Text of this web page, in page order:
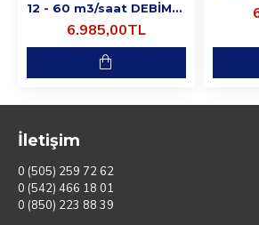
12 - 60 m3/saat DEBİMETRE
6.985,00TL
İletişim
0 (505) 259 72 62
0 (542) 466 18 01
0 (850) 223 88 39